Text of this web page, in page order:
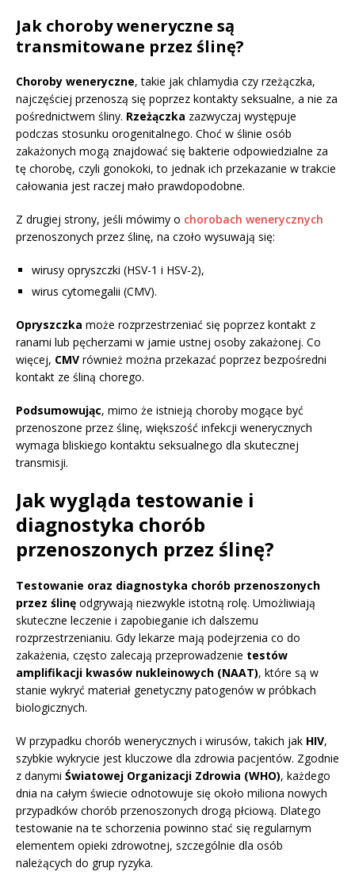
Jak choroby weneryczne są
transmitowane przez ślinę?
Choroby weneryczne, takie jak chlamydia czy rzeżączka,
najczęściej przenoszą się poprzez kontakty seksualne, a nie za
pośrednictwem śliny. Rzeżączka zazwyczaj występuje
podczas stosunku orogenitalnego. Choć w ślinie osób
zakażonych mogą znajdować się bakterie odpowiedzialne za
tę chorobę, czyli gonokoki, to jednak ich przekazanie w trakcie
całowania jest raczej mało prawdopodobne.
Z drugiej strony, jeśli mówimy o chorobach wenerycznych
przenoszonych przez ślinę, na czoło wysuwają się:
wirusy opryszczki (HSV-1 i HSV-2),
wirus cytomegalii (CMV).
Opryszczka może rozprzestrzeniać się poprzez kontakt z
ranami lub pęcherzami w jamie ustnej osoby zakażonej. Co
więcej, CMV również można przekazać poprzez bezpośredni
kontakt ze śliną chorego.
Podsumowując, mimo że istnieją choroby mogące być
przenoszone przez ślinę, większość infekcji wenerycznych
wymaga bliskiego kontaktu seksualnego dla skutecznej
transmisji.
Jak wygląda testowanie i
diagnostyka chorób
przenoszonych przez ślinę?
Testowanie oraz diagnostyka chorób przenoszonych
przez ślinę odgrywają niezwykle istotną rolę. Umożliwiają
skuteczne leczenie i zapobieganie ich dalszemu
rozprzestrzenianiu. Gdy lekarze mają podejrzenia co do
zakażenia, często zalecają przeprowadzenie testów
amplifikacji kwasów nukleinowych (NAAT), które są w
stanie wykryć materiał genetyczny patogenów w próbkach
biologicznych.
W przypadku chorób wenerycznych i wirusów, takich jak HIV,
szybkie wykrycie jest kluczowe dla zdrowia pacjentów. Zgodnie
z danymi Światowej Organizacji Zdrowia (WHO), każdego
dnia na całym świecie odnotowuje się około miliona nowych
przypadków chorób przenoszonych drogą płciową. Dlatego
testowanie na te schorzenia powinno stać się regularnym
elementem opieki zdrowotnej, szczególnie dla osób
należących do grup ryzyka.